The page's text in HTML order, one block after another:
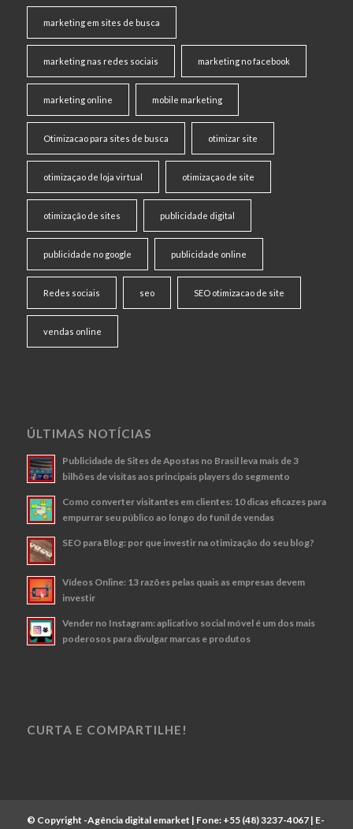
marketing em sites de busca
marketing nas redes sociais marketing no facebook
marketing online mobile marketing
Otimizacao para sites de busca otimizar site
otimizaçao de loja virtual otimizaçao de site
otimização de sites publicidade digital
publicidade no google publicidade online
Redes sociais seo SEO otimizacao de site
vendas online
ÚLTIMAS NOTÍCIAS
Publicidade de Sites de Apostas no Brasil leva mais de 3
bilhões de visitas aos principais players do segmento
Como converter visitantes em clientes: 10 dicas eficazes para
empurrar seu público ao longo do funil de vendas
SEO para Blog: por que investir na otimização do seu blog?
Vídeos Online: 13 razões pelas quais as empresas devem
investir
Vender no Instagram: aplicativo social móvel é um dos mais
poderosos para divulgar marcas e produtos
CURTA E COMPARTILHE!
© Copyright -Agência digital emarket | Fone: +55 (48) 3237-4067| E-